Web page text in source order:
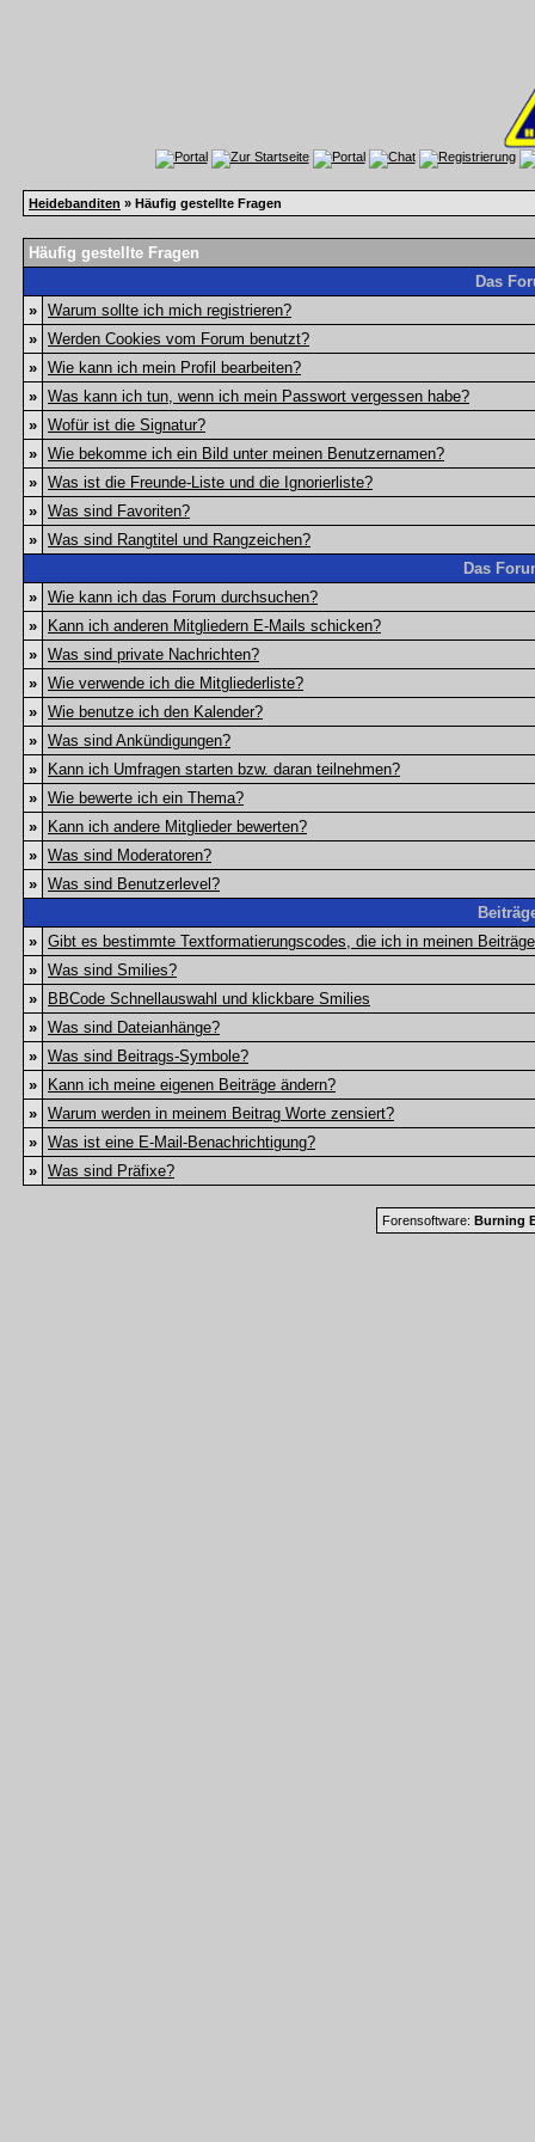
Heidebanditen » Häufig gestellte Fragen
Häufig gestellte Fragen
Das
» Warum sollte ich mich registrieren?
» Werden Cookies vom Forum benutzt?
» Wie kann ich mein Profil bearbeiten?
» Was kann ich tun, wenn ich mein Passwort vergessen habe?
» Wofür ist die Signatur?
» Wie bekomme ich ein Bild unter meinen Benutzernamen?
» Was ist die Freunde-Liste und die Ignorierliste?
» Was sind Favoriten?
» Was sind Rangtitel und Rangzeichen?
Das
» Wie kann ich das Forum durchsuchen?
»
Kann ich anderen Mitgliedern E-Mails schicken?
» Was sind private Nachrichten?
» Wie verwende ich die Mitgliederliste?
» Wie benutze ich den Kalender?
» Was sind Ankündigungen?
»
Kann ich Umfragen starten bzw. daran teilnehmen?
» Wie bewerte ich ein Thema?
»
Kann ich andere Mitglieder bewerten?
» Was sind Moderatoren?
» Was sind Benutzerlevel?
» Gibt es bestimmte Textformatierungscodes, die ich in meinen
» Was sind Smilies?
»
BBCode Schnellauswahl und klickbare Smilies
» Was sind Dateianhänge?
» Was sind Beitrags-Symbole?
»
Kann ich meine eigenen Beiträge ändern?
» Warum werden in meinem Beitrag Worte zensiert?
» Was ist eine E-Mail-Benachrichtigung?
» Was sind Präfixe?
Forensoftware: Burning